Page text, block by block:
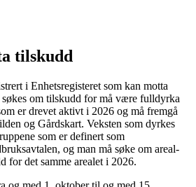
tilskudd
i Enhetsregisteret som kan motta
søkes om tilskudd for må være fulldyrka
er drevet aktivt i 2026 og må fremgå
og Gårdskart. Veksten som dyrkes
som er definert som
og man må søke om areal-
for det samme arealet i 2026.